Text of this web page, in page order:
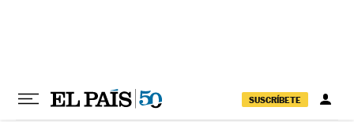
SUSCRÍBETE